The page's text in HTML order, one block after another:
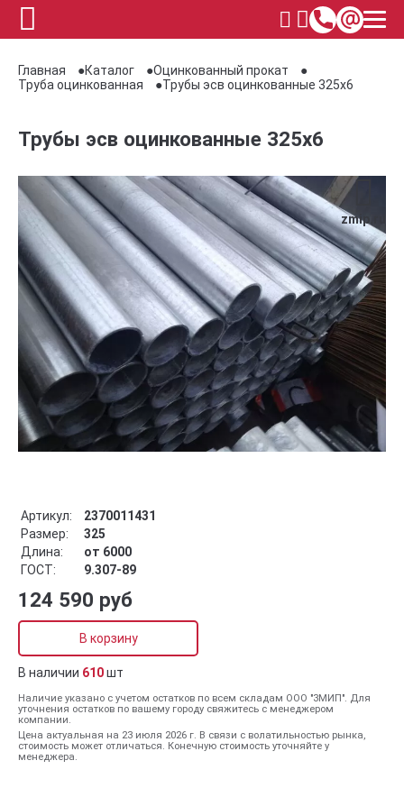
Главная Каталог
Оцинкованный прокат
Труба оцинкованная
Трубы эсв оцинкованные 325х6
Трубы эсв оцинкованные 325х6
zmip.ru
Артикул:
2370011431
Размер:
325
Длина:
от 6000
ГОСТ:
9.307-89
124 590 руб
В корзину
В наличии 610шт
Наличие указано с учетом остатков по всем складам ООО "ЗМИП". Для
уточнения остатков по вашему городу свяжитесь с менеджером
компании.
Цена актуальная на 23 июля 2026 г. В связи с волатильностью рынка,
стоимость может отличаться. Конечную стоимость уточняйте у
менеджера.